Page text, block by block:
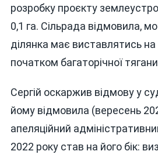
розробку проєкту
0,1 га. Сільрада відмовила,
ділянка має виставлятись
початком багаторічної
Сергій оскаржив відмову у
йому відмовила (вересень
апеляційний
2022 року став на його бік: